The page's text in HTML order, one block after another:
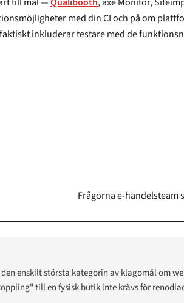
med din CI och på om plattformens manuella
testare med de funktionsnedsättningar dina kunder har
Frågorna e-handelsteam
enskilt största kategorin av klagomål om
till en fysisk butik inte krävs för